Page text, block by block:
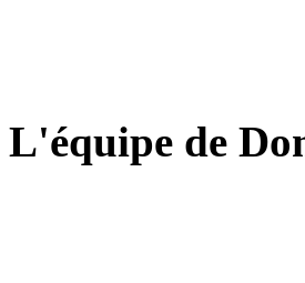
L'équipe de